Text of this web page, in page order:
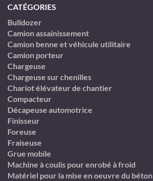
CATÉGORIES
Bulldozer
Camion assainissement
Camion benne et véhicule utilitaire
Camion porteur
Chargeuse
Chargeuse sur chenilles
Chariot élévateur de chantier
Compacteur
Décapeuse automotrice
Finisseur
Foreuse
Fraiseuse
Grue mobile
Machine à coulis pour enrobé à froid
Matériel pour la mise en oeuvre du béton